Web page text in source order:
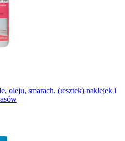
oleju, smarach, (resztek) naklejek i